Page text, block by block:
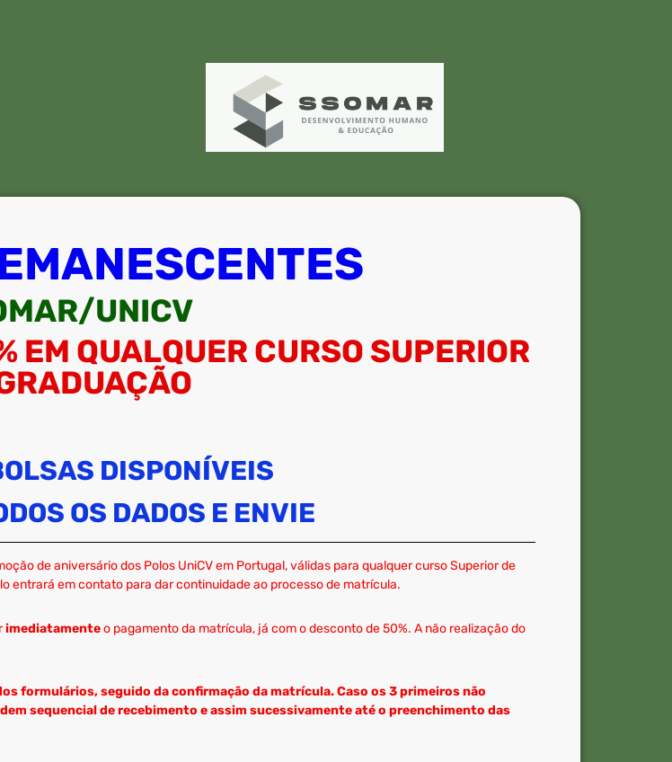
UNICV
EM QUALQUER CURSO SUPERIOR
DISPONÍVEIS
OS DADOS E ENVIE
de aniversário dos Polos UniCV em Portugal, válidas para qualquer curso Superior de
entrará em contato para dar continuidade ao processo de matrícula.
imediatamenteo pagamento da matrícula, já com o desconto de 50%. A não realização do
formulários, seguido da confirmação da matrícula. Caso os 3 primeiros não
sequencial de recebimento e assim sucessivamente até o preenchimento das